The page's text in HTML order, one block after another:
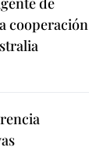
cooperación